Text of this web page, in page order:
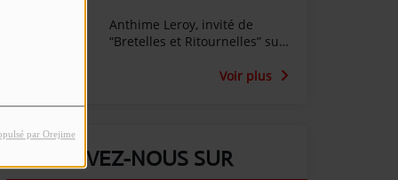
par Orejime
Anthime Leroy, invité de
“Bretelles et Ritournelles” sur
Voir plus
RETROUVEZ-NOUS SUR